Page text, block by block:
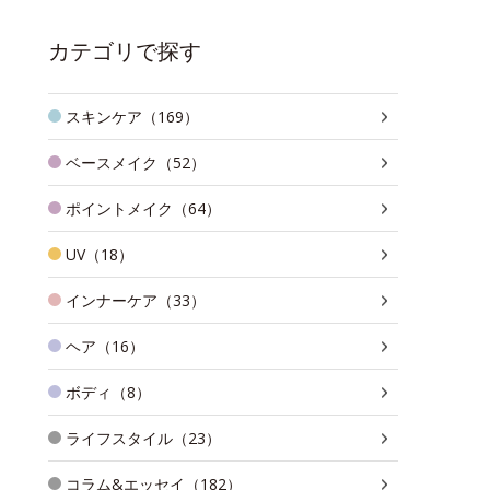
カテゴリで探す
スキンケア（169）
ベースメイク（52）
ポイントメイク（64）
UV（18）
インナーケア（33）
ヘア（16）
ボディ（8）
ライフスタイル（23）
コラム&エッセイ（182）